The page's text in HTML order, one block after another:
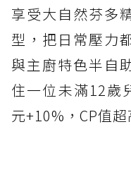
享受大自然芬多
型，把日常壓力
與主廚特色半自
住一位未滿12歲
元+10%，CP值超